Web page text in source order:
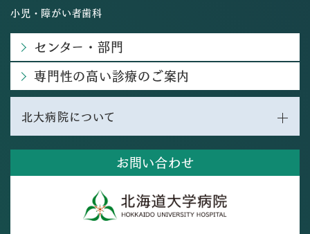
お問い合わせ
小児・障がい者歯科
センター・部門
専門性の高い診療のご案内
北大病院について